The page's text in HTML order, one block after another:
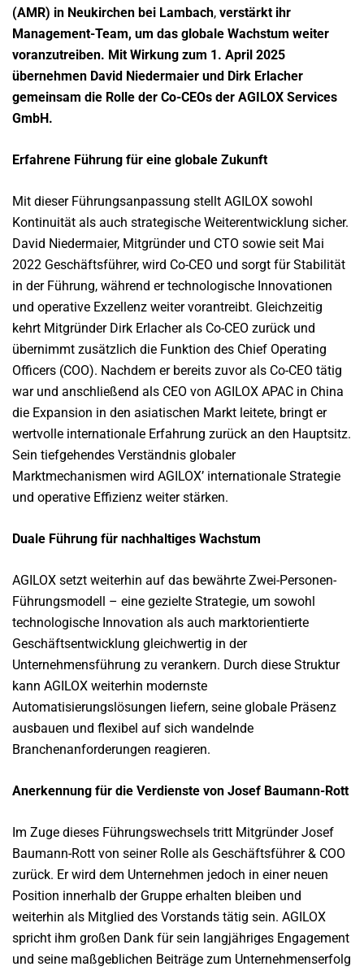
(AMR) in Neukirchen bei Lambach, verstärkt ihr
Management-Team, um das globale Wachstum weiter
voranzutreiben. Mit Wirkung zum 1. April 2025
übernehmen David Niedermaier und Dirk Erlacher
gemeinsam die Rolle der Co-CEOs der AGILOX Services
GmbH.
Erfahrene Führung für eine globale Zukunft
Mit dieser Führungsanpassung stellt AGILOX sowohl
Kontinuität als auch strategische Weiterentwicklung sicher.
David Niedermaier, Mitgründer und CTO sowie seit Mai
2022 Geschäftsführer, wird Co-CEO und sorgt für Stabilität
in der Führung, während er technologische Innovationen
und operative Exzellenz weiter vorantreibt. Gleichzeitig
kehrt Mitgründer Dirk Erlacher als Co-CEO zurück und
übernimmt zusätzlich die Funktion des Chief Operating
Officers (COO). Nachdem er bereits zuvor als Co-CEO tätig
war und anschließend als CEO von AGILOX APAC in China
die Expansion in den asiatischen Markt leitete, bringt er
wertvolle internationale Erfahrung zurück an den Hauptsitz.
Sein tiefgehendes Verständnis globaler
Marktmechanismen wird AGILOX’ internationale Strategie
und operative Effizienz weiter stärken.
Duale Führung für nachhaltiges Wachstum
AGILOX setzt weiterhin auf das bewährte Zwei-Personen-
Führungsmodell – eine gezielte Strategie, um sowohl
technologische Innovation als auch marktorientierte
Geschäftsentwicklung gleichwertig in der
Unternehmensführung zu verankern. Durch diese Struktur
kann AGILOX weiterhin modernste
Automatisierungslösungen liefern, seine globale Präsenz
ausbauen und flexibel auf sich wandelnde
Branchenanforderungen reagieren.
Anerkennung für die Verdienste von Josef Baumann-Rott
Im Zuge dieses Führungswechsels tritt Mitgründer Josef
Baumann-Rott von seiner Rolle als Geschäftsführer & COO
zurück. Er wird dem Unternehmen jedoch in einer neuen
Position innerhalb der Gruppe erhalten bleiben und
weiterhin als Mitglied des Vorstands tätig sein. AGILOX
spricht ihm großen Dank für sein langjähriges Engagement
und seine maßgeblichen Beiträge zum Unternehmenserfolg